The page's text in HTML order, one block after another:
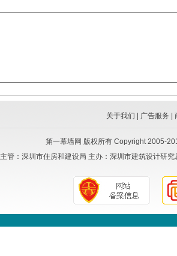
关于我们 广告服务 |
第一幕墙网 版权所有 Copyright 2005-
主管：深圳市住房和建设局 主办：深圳市建筑设计研